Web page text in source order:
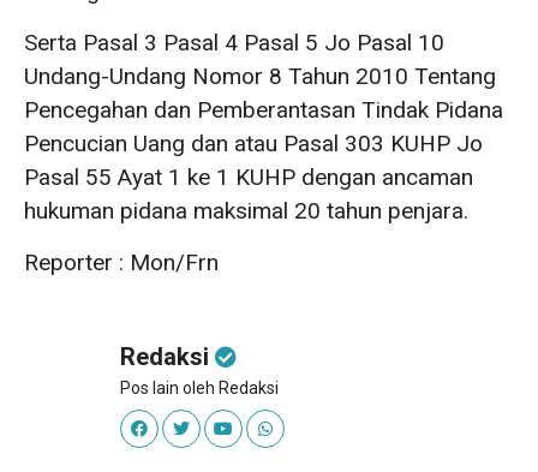
Serta Pasal 3 Pasal 4 Pasal 5 Jo Pasal 10
Undang-Undang Nomor 8 Tahun 2010 Tentang
Pencegahan dan Pemberantasan Tindak Pidana
Pencucian Uang dan atau Pasal 303 KUHP Jo
Pasal 55 Ayat 1 ke 1 KUHP dengan ancaman
hukuman pidana maksimal 20 tahun penjara.
Reporter : Mon/Frn
Redaksi
Pos lain oleh Redaksi